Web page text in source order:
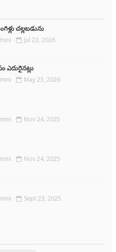
చల్లబడును
Jul 23, 2026
ఎదురైనట్లు
May 23, 2026
Nov 24, 2025
Nov 24, 2025
Sept 23, 2025